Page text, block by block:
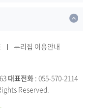
누리집 이용안내
대표전화 : 055-570-2114
Reserved.